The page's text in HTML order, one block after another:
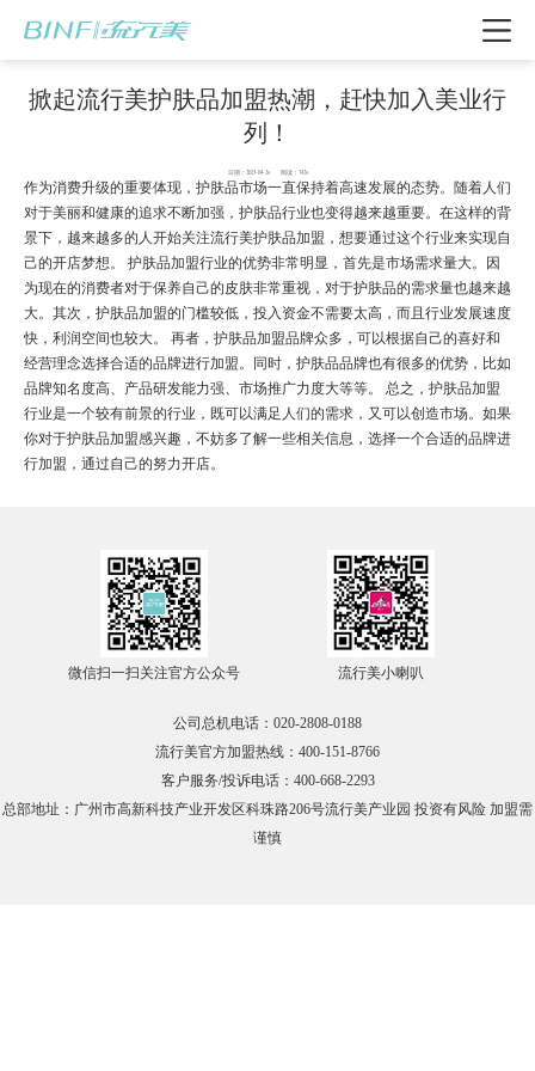
掀起流行美护肤品加盟热潮，赶快加入美业行
列！
日期：2023-04-26 阅读：7426
作为消费升级的重要体现，护肤品市场一直保持着高速发展的态势。随着人们
对于美丽和健康的追求不断加强，护肤品行业也变得越来越重要。在这样的背
景下，越来越多的人开始关注流行美护肤品加盟，想要通过这个行业来实现自
己的开店梦想。 护肤品加盟行业的优势非常明显，首先是市场需求量大。因
为现在的消费者对于保养自己的皮肤非常重视，对于护肤品的需求量也越来越
大。其次，护肤品加盟的门槛较低，投入资金不需要太高，而且行业发展速度
快，利润空间也较大。 再者，护肤品加盟品牌众多，可以根据自己的喜好和
经营理念选择合适的品牌进行加盟。同时，护肤品品牌也有很多的优势，比如
品牌知名度高、产品研发能力强、市场推广力度大等等。 总之，护肤品加盟
行业是一个较有前景的行业，既可以满足人们的需求，又可以创造市场。如果
你对于护肤品加盟感兴趣，不妨多了解一些相关信息，选择一个合适的品牌进
行加盟，通过自己的努力开店。
微信扫一扫关注官方公众号 流行美小喇叭
公司总机电话：020-2808-0188
流行美官方加盟热线：400-151-8766
客户服务/投诉电话：400-668-2293
总部地址：广州市高新科技产业开发区科珠路206号流行美产业园 投资有风险 加盟需
谨慎
我要加盟